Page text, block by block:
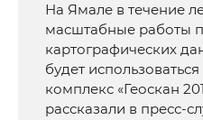
На Ямале в течение
масштабные работы
картографических
будет
комплекс «Геоскан
рассказали в пресс-